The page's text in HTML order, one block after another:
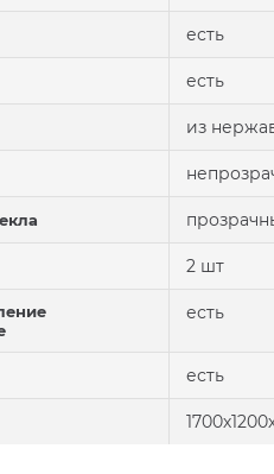
есть
есть
из
2 шт
есть
есть